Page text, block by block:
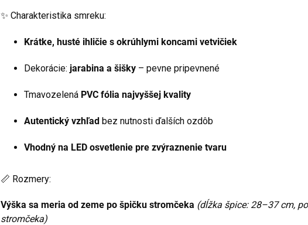
✨ Charakteristika smreku:
Krátke, husté ihličie s okrúhlymi koncami vetvičiek
Dekorácie: jarabina a šišky – pevne pripevnené
Tmavozelená PVC fólia najvyššej kvality
Autentický vzhľad bez nutnosti ďalších ozdôb
Vhodný na LED osvetlenie pre zvýraznenie tvaru
📏 Rozmery:
Výška sa meria od zeme po špičku stromčeka (dĺžka špice: 28–37 cm,
stromčeka)